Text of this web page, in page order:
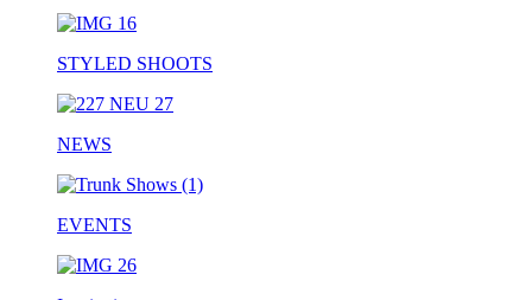
STYLED SHOOTS
NEWS
EVENTS